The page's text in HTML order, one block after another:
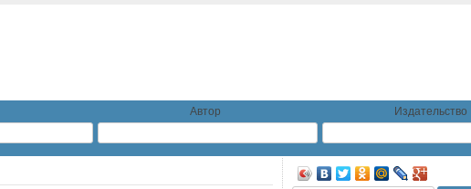
Автор Издательство